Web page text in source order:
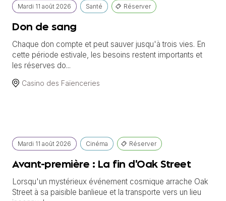
Mardi 11 août 2026 Santé Réserver
Don de sang
Chaque don compte et peut sauver jusqu'à trois vies. En
cette période estivale, les besoins restent importants et
les réserves do...
Casino des Faïenceries
Mardi 11 août 2026 Cinéma Réserver
Avant-première : La fin d'Oak Street
Lorsqu'un mystérieux événement cosmique arrache Oak
Street à sa paisible banlieue et la transporte vers un lieu